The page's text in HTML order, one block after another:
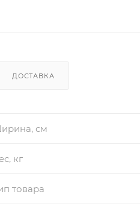
ДОСТАВКА
см
кг
товара